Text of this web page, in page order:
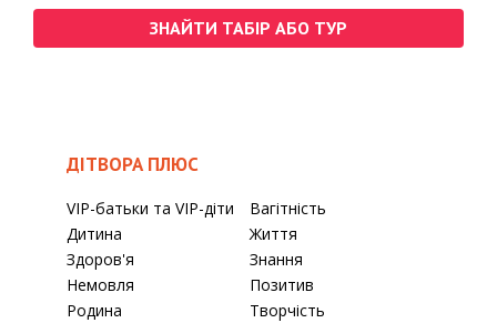
ЗНАЙТИ ТАБІР АБО ТУР
ДІТВОРА ПЛЮС
VIP-батьки та VIP-діти
Вагітність
Дитина
Життя
Здоров'я
Знання
Немовля
Позитив
Родина
Творчість